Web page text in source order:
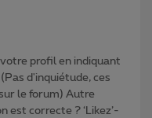
profil en indiquant
d'inquiétude, ces
le forum) Autre
est correcte ? ‘Likez’-